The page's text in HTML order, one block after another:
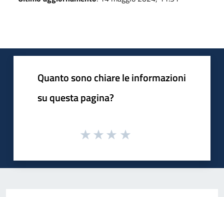
Quanto sono chiare le informazioni
su questa pagina?